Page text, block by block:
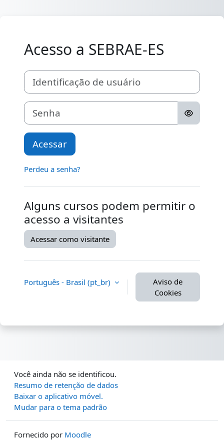
Acesso a SEBRAE-ES
Identificação de usuário
Senha
Acessar
Perdeu a senha?
Alguns cursos podem permitir o
acesso a visitantes
Acessar como visitante
Português - Brasil ‎(pt_br)‎
Aviso de
Cookies
Você ainda não se identificou.
Resumo de retenção de dados
Baixar o aplicativo móvel.
Mudar para o tema padrão
Fornecido por Moodle